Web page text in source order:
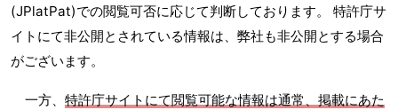
(JPlatPat)での閲覧可否に応じて判断しております。 特許庁サ
イトにて非公開とされている情報は、弊社も非公開とする場合
がございます。
一方、 特許庁サイトにて閲覧可能な情報は通常、掲載にあた